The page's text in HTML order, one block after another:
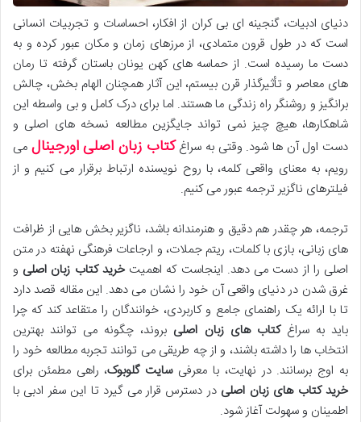
دنیای ادبیات، گنجینه ای بی کران از افکار، احساسات و تجربیات انسانی
است که در طول قرون متمادی، از مرزهای زمان و مکان عبور کرده و به
دست ما رسیده است. از حماسه های کهن یونان باستان گرفته تا رمان
های معاصر و تأثیرگذار قرن بیستم، این آثار همچنان الهام بخش، چالش
برانگیز و روشنگر راه زندگی ما هستند. اما برای درک کامل و بی واسطه این
شاهکارها، هیچ چیز نمی تواند جایگزین مطالعه نسخه های اصلی و
دست اول آن ها شود. وقتی به سراغکتاب زبان اصلی اورجینال می
رویم، به معنای واقعی کلمه، با روح نویسنده ارتباط برقرار می کنیم و از
فیلترهای ناگزیر ترجمه عبور می کنیم.
ترجمه، هر چقدر هم دقیق و هنرمندانه باشد، ناگزیر بخش هایی از ظرافت
های زبانی، بازی با کلمات، ریتم جملات، و ارجاعات فرهنگی نهفته در متن
اصلی را از دست می دهد. اینجاست که اهمیتخرید کتاب زبان اصلی و
غرق شدن در دنیای واقعی آن خود را نشان می دهد. این مقاله قصد دارد
تا با ارائه یک راهنمای جامع و کاربردی، خوانندگان را متقاعد کند که چرا
باید به سراغکتاب های زبان اصلی بروند، چگونه می توانند بهترین
انتخاب ها را داشته باشند، و از چه طریقی می توانند تجربه مطالعه خود را
به اوج برسانند. در نهایت، با معرفیسایت گلوبوک، راهی مطمئن برای
خرید کتاب های زبان اصلی در دسترس قرار می گیرد تا این سفر ادبی با
اطمینان و سهولت آغاز شود.